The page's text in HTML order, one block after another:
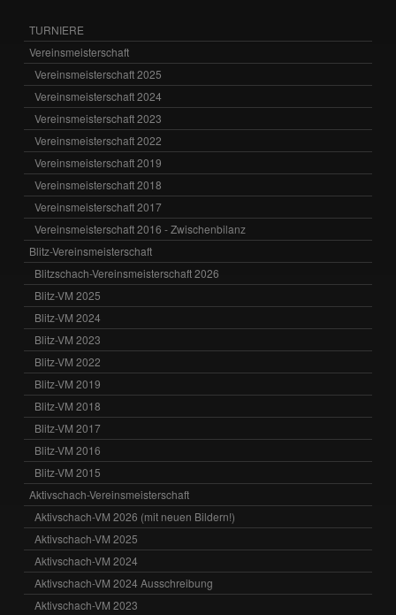
TURNIERE
Vereinsmeisterschaft
Vereinsmeisterschaft 2025
Vereinsmeisterschaft 2024
Vereinsmeisterschaft 2023
Vereinsmeisterschaft 2022
Vereinsmeisterschaft 2019
Vereinsmeisterschaft 2018
Vereinsmeisterschaft 2017
Vereinsmeisterschaft 2016 - Zwischenbilanz
Blitz-Vereinsmeisterschaft
Blitzschach-Vereinsmeisterschaft 2026
Blitz-VM 2025
Blitz-VM 2024
Blitz-VM 2023
Blitz-VM 2022
Blitz-VM 2019
Blitz-VM 2018
Blitz-VM 2017
Blitz-VM 2016
Blitz-VM 2015
Aktivschach-Vereinsmeisterschaft
Aktivschach-VM 2026 (mit neuen Bildern!)
Aktivschach-VM 2025
Aktivschach-VM 2024
Aktivschach-VM 2024 Ausschreibung
Aktivschach-VM 2023